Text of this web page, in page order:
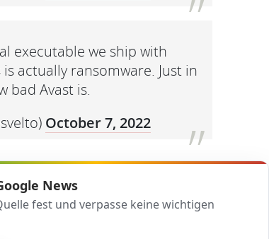
executable we ship with
actually ransomware. Just in
bad Avast is.
October 7, 2022
News
fest und verpasse keine wichtigen